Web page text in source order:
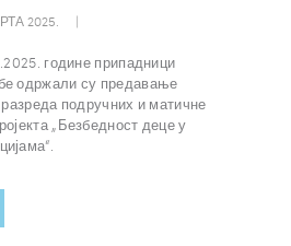
2025.
године припадници
одржали су предавање
подручних и матичне
„Безбедност деце у